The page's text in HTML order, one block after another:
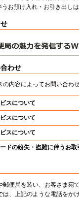
お預け入れ・お引き出し
わせ
内容によってお問い合わ
スについて
スについて
スについて
ドの紛失・盗難に伴うお取
郵便局を装い、お客さま宛
は、上記のような電話をか